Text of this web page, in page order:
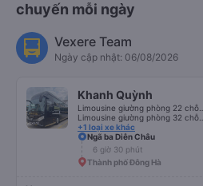
chuyến mỗi ngày
Vexere Team
Ngày cập nhật: 06/08/2026
Khanh Quỳnh
+1 loại xe khác
Ngã ba Diễn Châu
6 giờ 30 phút
Thành phố Đông Hà